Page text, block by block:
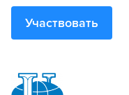
Участвовать